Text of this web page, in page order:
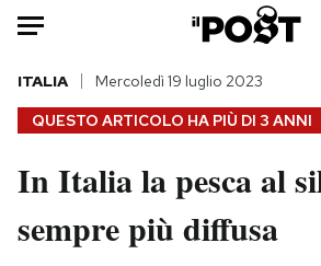
Auto
HOME
Italia
Politica
Moda
QUESTO ARTICOLO HA PIÙ DI 3 ANNI
ITALIA Mercoledì 19 luglio 2023
In Italia la pesca al
sempre più diffusa